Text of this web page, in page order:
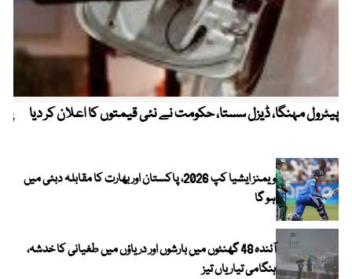
پیٹرول مہنگا، ڈیزل سستا، حکومت نے نئی قیمتوں کا اعلان کر دیا
ویمنز ایشیا کپ 2026، پاکستان اور بھارت کا مقابلہ دبئی میں
ہو گا
آئندہ 48 گھنٹوں میں بارشوں اور دریاؤں میں طغیانی کا خدشہ،
ہنگامی تیاریاں تیز